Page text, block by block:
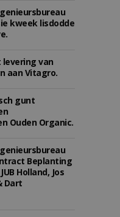
kweek lisdodde
levering van
aan Vitagro.
gunt
Ouden Organic.
Beplanting
Holland, Jos
Dart